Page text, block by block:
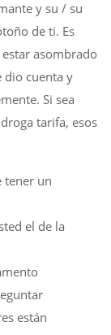
y su / su
de ti. Es
asombrado
dio cuenta y
Si sea
tarifa, esos
tener un
el de la
están